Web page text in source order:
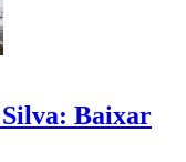
Baixar